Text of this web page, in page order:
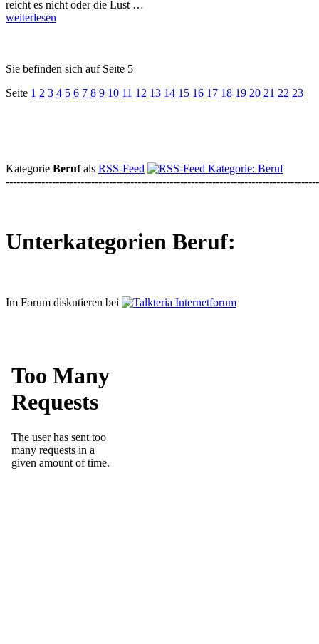
reicht es nicht oder die Lust …
weiterlesen
Sie befinden sich auf Seite 5
Seite 1 2 3 4 5 6 7 8 9 10 11 12 13 14 15 16 17 18 19 20 21 22 23
Kategorie Berufals RSS-Feed
Unterkategorien Beruf:
Im Forum diskutieren bei